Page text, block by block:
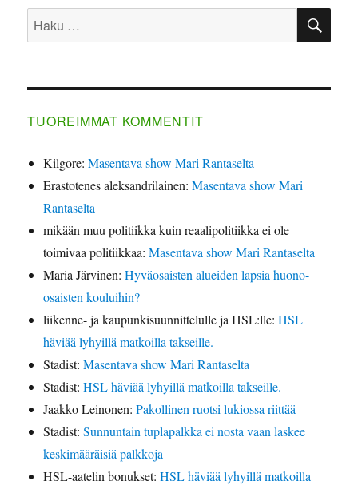
Etsi:
TUOREIMMAT KOMMENTIT
Kilgore:Masentava show Mari Rantaselta
Erastotenes aleksandrilainen:Masentava show Mari
Rantaselta
mikään muu politiikka kuin reaalipolitiikka ei ole
toimivaa politiikkaa:Masentava show Mari Rantaselta
Maria Järvinen:Hyväosaisten alueiden lapsia huono-
osaisten kouluihin?
liikenne- ja kaupunkisuunnittelulle ja HSL:lle:HSL
häviää lyhyillä matkoilla takseille.
Stadist:Masentava show Mari Rantaselta
Stadist:HSL häviää lyhyillä matkoilla takseille.
Jaakko Leinonen:Pakollinen ruotsi lukiossa riittää
Stadist:Sunnuntain tuplapalkka ei nosta vaan laskee
keskimääräisiä palkkoja
HSL-aatelin bonukset:HSL häviää lyhyillä matkoilla